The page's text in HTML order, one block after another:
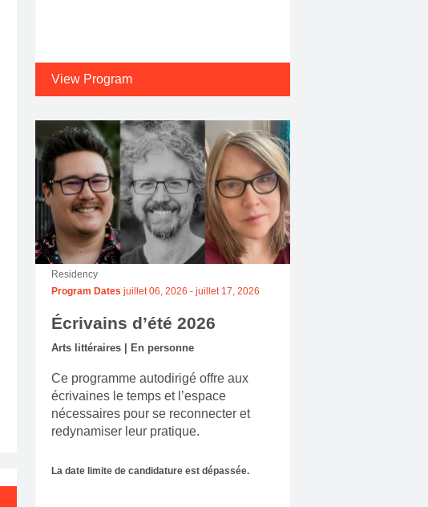
View Program
Residency
Program Dates juillet 06, 2026 - juillet 17, 2026
Écrivains d’été 2026
Arts littéraires | En personne
Ce programme autodirigé offre aux
écrivaines le temps et l’espace
nécessaires pour se reconnecter et
redynamiser leur pratique.
La date limite de candidature est dépassée.